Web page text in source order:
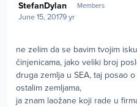
StefanDylan Members
June 15, 20179 yr
ne zelim da se bavim tvojim
činjenicama, jako veliki broj
druga zemlja u SEA, taj posao
ostalim zemljama,
ja znam laožane koji rade u